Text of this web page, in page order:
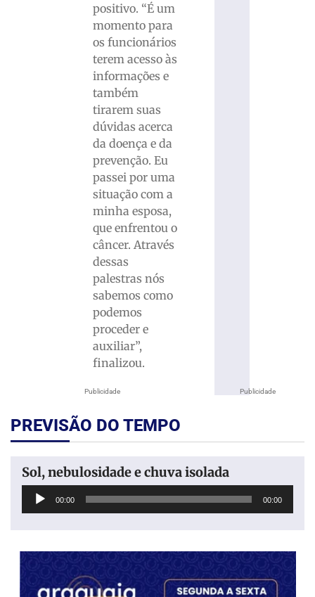
Publicidade
positivo. “É um
momento para
os funcionários
terem acesso às
informações e
também
tirarem suas
dúvidas acerca
da doença e da
prevenção. Eu
passei por uma
situação com a
minha esposa,
que enfrentou o
câncer. Através
dessas
palestras nós
sabemos como
podemos
proceder e
auxiliar”,
finalizou.
Publicidade
PREVISÃO DO TEMPO
Sol, nebulosidade e chuva isolada
Tocador
00:00 00:00